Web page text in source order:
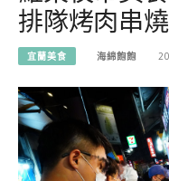
排隊烤肉串
宜蘭美食 海綿飽飽